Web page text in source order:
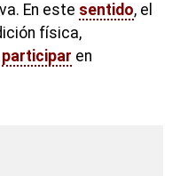
En este sentido, el
física,
participar en